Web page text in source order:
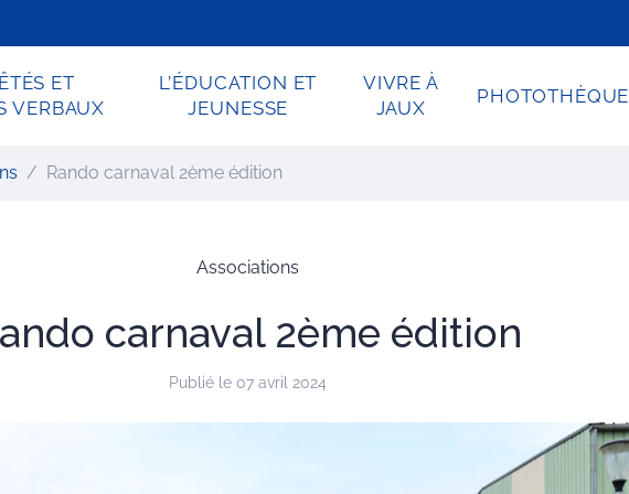
ET
VERBAUX
L’ÉDUCATION ET
JEUNESSE
VIVRE À
JAUX
PHOTOTHÈQUE
Rando carnaval 2ème édition
Associations
carnaval 2ème édition
Publié le 07 avril 2024